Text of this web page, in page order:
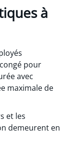
à
pour
avec
maximale de
et les
demeurent en